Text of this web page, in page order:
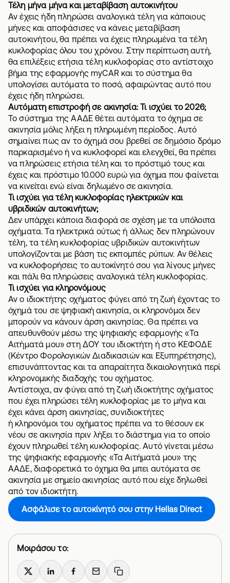
Τέλη μήνα μήνα και μεταβίβαση αυτοκινήτου
Αν έχεις ήδη πληρώσει αναλογικά τέλη για κάποιους
μήνες και αποφάσισες να κάνεις μεταβίβαση
αυτοκινήτου , θα πρέπει να έχεις πληρωμένα τα τέλη
κυκλοφορίας όλου του χρόνου. Στην περίπτωση αυτή,
θα επιλέξεις ετήσια τέλη κυκλοφορίας στο αντίστοιχο
βήμα της εφαρμογής myCAR και το σύστημα θα
υπολογίσει αυτόματα το ποσό, αφαιρώντας αυτό που
έχεις ήδη πληρώσει.
Αυτόματη επιστροφή σε ακινησία: Τι ισχύει το 2026;
Το σύστημα της ΑΑΔΕ θέτει αυτόματα το όχημα σε
ακινησία μόλις λήξει η πληρωμένη περίοδος. Αυτό
σημαίνει πως αν το όχημά σου βρεθεί σε δημόσιο δρόμο
παρκαρισμένο ή να κυκλοφορεί και ελεγχθεί, θα πρέπει
να πληρώσεις ετήσια τέλη και το πρόστιμό τους και
έχεις και πρόστιμο 10.000 ευρώ για όχημα που φαίνεται
να κινείται ενώ είναι δηλωμένο σε ακινησία.
Τι ισχύει για τέλη κυκλοφορίας ηλεκτρικών και
υβριδικών αυτοκινήτων;
Δεν υπάρχει κάποια διαφορά σε σχέση με τα υπόλοιπα
οχήματα. Τα ηλεκτρικά ούτως ή άλλως δεν πληρώνουν
τέλη, τα τέλη κυκλοφορίας υβριδικών αυτοκινήτων
υπολογίζονται με βάση τις εκπομπές ρύπων. Αν θέλεις
να κυκλοφορήσεις το αυτοκίνητό σου για λίγους μήνες
και πάλι θα πληρώσεις αναλογικά τέλη κυκλοφορίας.
Τι ισχύει για κληρονόμους
Αν ο ιδιοκτήτης οχήματος φύγει από τη ζωή έχοντας το
όχημά του σε ψηφιακή ακινησία, οι κληρονόμοι δεν
μπορούν να κάνουν άρση ακινησίας. Θα πρέπει να
απευθυνθούν μέσω της ψηφιακής εφαρμογής «Τα
Αιτήματά μου» στη ΔΟΥ του ιδιοκτήτη ή στο ΚΕΦΟΔΕ
(Κέντρο Φορολογικών Διαδικασιών και Εξυπηρέτησης),
επισυνάπτοντας και τα απαραίτητα δικαιολογητικά περί
κληρονομικής διαδοχής του οχήματος.
Αντίστοιχα, αν φύγει από τη ζωή ιδιοκτήτης οχήματος
που έχει πληρώσει τέλη κυκλοφορίας με το μήνα και
έχει κάνει άρση ακινησίας, συνιδιοκτήτες
ή κληρονόμοι του οχήματος πρέπει να το θέσουν εκ
νέου σε ακινησία πριν λήξει το διάστημα για το οποίο
έχουν πληρωθεί τέλη κυκλοφορίας. Αυτό γίνεται μέσω
της ψηφιακής εφαρμογής «Τα Αιτήματά μου» της
ΑΑΔΕ, διαφορετικά το όχημα θα μπει αυτόματα σε
ακινησία με σημείο ακινησίας αυτό που είχε δηλωθεί
από τον ιδιοκτήτη.
Ασφάλισε το αυτοκίνητό σου στην Hellas Direct
Μοιράσου το:
X LinkedInFacebook
Email Copy link